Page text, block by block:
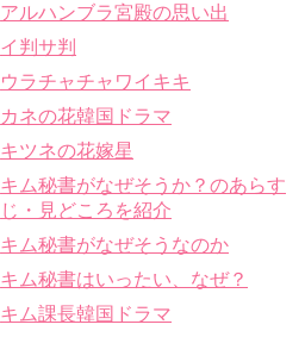
アルハンブラ宮殿の思い出
イ判サ判
ウラチャチャワイキキ
カネの花韓国ドラマ
キツネの花嫁星
キム秘書がなぜそうか？のあらす
じ・見どころを紹介
キム秘書がなぜそうなのか
キム秘書はいったい、なぜ？
キム課長韓国ドラマ